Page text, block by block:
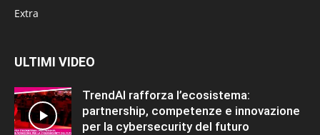
Extra
ULTIMI VIDEO
TrendAI rafforza l’ecosistema:
partnership, competenze e innovazione
per la cybersecurity del futuro